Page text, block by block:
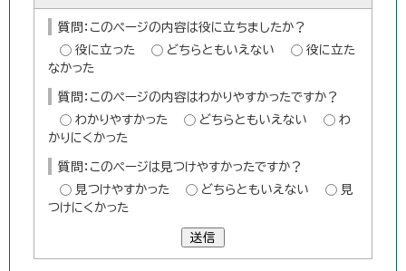
質問：このページの内容は役に立ちましたか？
役に立った
どちらともいえない
役に立た
なかった
質問：このページの内容はわかりやすかったですか？
わかりやすかった
どちらともいえない
わ
かりにくかった
質問：このページは見つけやすかったですか？
見つけやすかった
どちらともいえない
見
つけにくかった
送信